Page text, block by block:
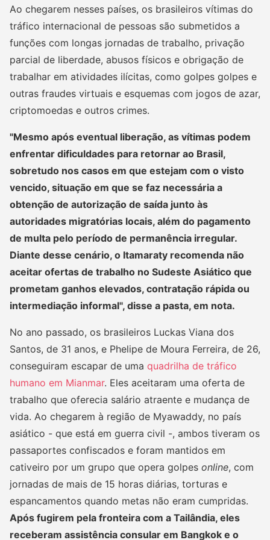
Ao chegarem nesses países, os brasileiros vítimas do
tráfico internacional de pessoas são submetidos a
funções com longas jornadas de trabalho, privação
parcial de liberdade, abusos físicos e obrigação de
trabalhar em atividades ilícitas, como golpes golpes e
outras fraudes virtuais e esquemas com jogos de azar,
criptomoedas e outros crimes.
"Mesmo após eventual liberação, as vítimas podem
enfrentar dificuldades para retornar ao Brasil,
sobretudo nos casos em que estejam com o visto
vencido, situação em que se faz necessária a
obtenção de autorização de saída junto às
autoridades migratórias locais, além do pagamento
de multa pelo período de permanência irregular.
Diante desse cenário, o Itamaraty recomenda não
aceitar ofertas de trabalho no Sudeste Asiático que
prometam ganhos elevados, contratação rápida ou
intermediação informal", disse a pasta, em nota.
No ano passado, os brasileiros Luckas Viana dos
Santos, de 31 anos, e Phelipe de Moura Ferreira, de 26,
conseguiram escapar de uma quadrilha de tráfico
humano em Mianmar. Eles aceitaram uma oferta de
trabalho que oferecia salário atraente e mudança de
vida. Ao chegarem à região de Myawaddy, no país
asiático - que está em guerra civil -, ambos tiveram os
passaportes confiscados e foram mantidos em
cativeiro por um grupo que opera golpes online, com
jornadas de mais de 15 horas diárias, torturas e
espancamentos quando metas não eram cumpridas.
Após fugirem pela fronteira com a Tailândia, eles
receberam assistência consular em Bangkok e o